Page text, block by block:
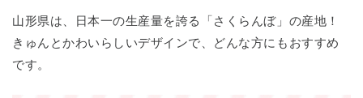
山形県は、日本一の生産量を誇る「さくらんぼ」の産地！
きゅんとかわいらしいデザインで、どんな方にもおすすめ
です。